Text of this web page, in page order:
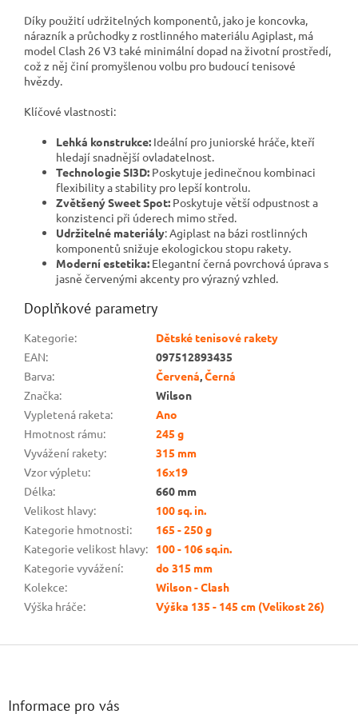
Díky použití udržitelných komponentů, jako je koncovka,
nárazník a průchodky z rostlinného materiálu Agiplast, má
model Clash 26 V3 také minimální dopad na životní prostředí,
což z něj činí promyšlenou volbu pro budoucí tenisové
hvězdy.
Klíčové vlastnosti:
Lehká konstrukce: Ideální pro juniorské hráče, kteří
hledají snadnější ovladatelnost.
Technologie SI3D: Poskytuje jedinečnou kombinaci
flexibility a stability pro lepší kontrolu.
Zvětšený Sweet Spot: Poskytuje větší odpustnost a
konzistenci při úderech mimo střed.
Udržitelné materiály: Agiplast na bázi rostlinných
komponentů snižuje ekologickou stopu rakety.
Moderní estetika: Elegantní černá povrchová úprava s
jasně červenými akcenty pro výrazný vzhled.
Doplňkové parametry
Kategorie:
Dětské tenisové rakety
EAN:
097512893435
Barva: Červená,Černá
Značka:
Wilson
Vypletená raketa:
Ano
Hmotnost rámu:
245 g
Vyvážení rakety:
315 mm
Vzor výpletu:
16x19
Délka:
660 mm
Velikost hlavy:
100 sq. in.
Kategorie hmotnosti:
165 - 250 g
Kategorie velikost hlavy:
100 - 106 sq.in.
Kategorie vyvážení:
do 315 mm
Kolekce:
Wilson - Clash
Výška hráče: Výška 135 - 145 cm (Velikost 26)
Z
Informace pro vás